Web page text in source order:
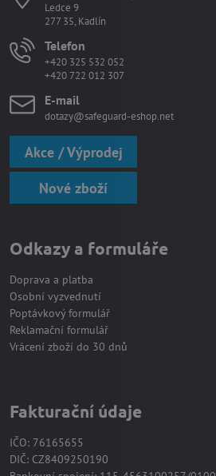
Ledce 9
277 35, Kadlín
Telefon
+420 325 532 052
+420 722 012 307
E-mail
dotazy@safeguard-eshop.net
Akce / Výprodej
Nové zboží
Odkazy a formuláře
Doprava a platba
Osobní vyzvednutí
Poptávkový formulář
Reklamační formulář
Vrácení zboží do 30 dnů
Fakturační údaje
IČO: 76165655
DIČ: CZ8409250190